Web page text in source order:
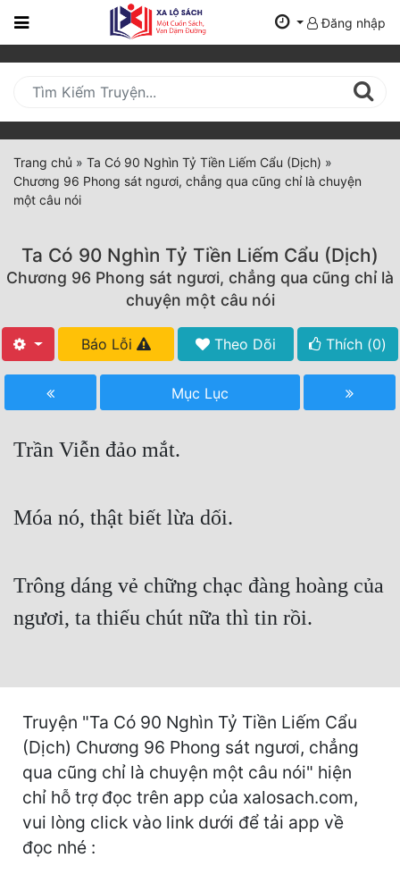
Trang
Mới
Cập
Nhật
(current)
Truyện Mới Ra
Hoàn Thành
Cạnh Kỹ
Cổ Tiên Hiệp
Du Hí
Đăng nhập
Trang chủ » Ta Có 90 Nghìn Tỷ Tiền Liếm Cẩu (Dịch) »
Chương 96 Phong sát ngươi, chẳng qua cũng chỉ là chuyện
một câu nói
Ta Có 90 Nghìn Tỷ Tiền Liếm Cẩu (Dịch)
Chương 96 Phong sát ngươi, chẳng qua cũng chỉ là
chuyện một câu nói
Báo Lỗi Theo Dõi Thích (0)
Mục Lục
Trần Viễn đảo mắt.
Móa nó, thật biết lừa dối.
Trông dáng vẻ chững chạc đàng hoàng của
ngươi, ta thiếu chút nữa thì tin rồi.
Truyện "Ta Có 90 Nghìn Tỷ Tiền Liếm Cẩu
(Dịch) Chương 96 Phong sát ngươi, chẳng
qua cũng chỉ là chuyện một câu nói" hiện
chỉ hỗ trợ đọc trên app của xalosach.com,
vui lòng click vào link dưới để tải app về
đọc nhé :